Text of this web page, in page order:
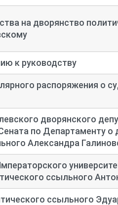
на дворянство
к руководству
распоряжения о
дворянского
по Департаменту о
Александра
ссыльного
ссыльного